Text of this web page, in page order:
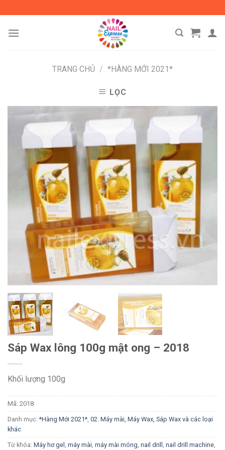
content
TRANG CHỦ / *HÀNG MỚI 2021*
LỌC
Sáp Wax lông 100g mật ong – 2018
Khối lượng 100g
Mã: 2018
Danh mục:*Hàng Mới 2021* 02. Máy mài, Máy Wax, Sáp Wax và các loại
khác
Từ khóa: Máy hơ gel máy mài máy mài móng nail drill nail drill machine